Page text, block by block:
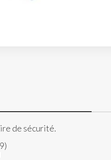
de sécurité.